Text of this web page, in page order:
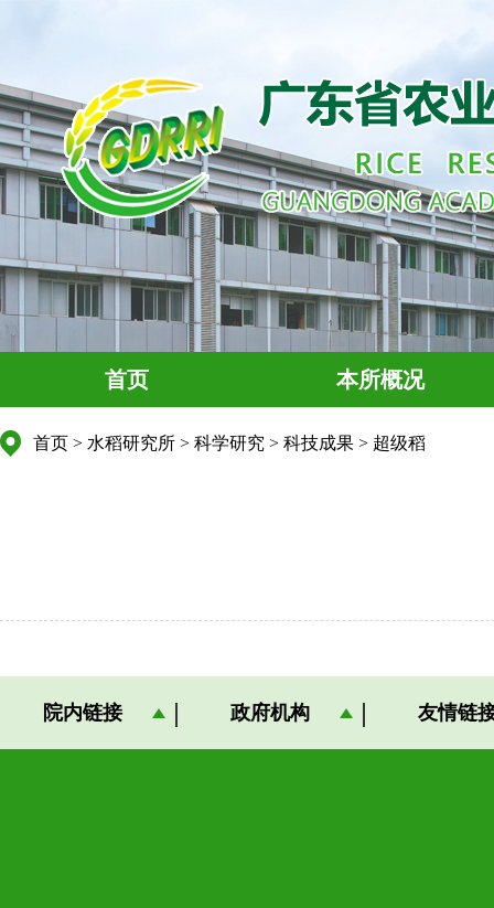
首页 本所概况
首页 > 水稻研究所 > 科学研究 > 科技成果 > 超级稻
院内链接 政府机构 友情链